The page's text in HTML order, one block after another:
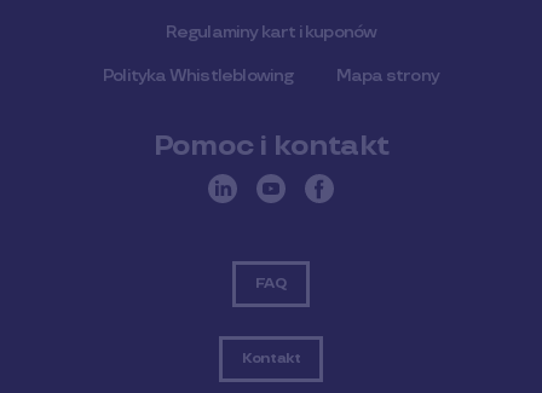
Regulaminy kart i kuponów
Polityka Whistleblowing Mapa strony
Pomoc i kontakt
FAQ
Kontakt